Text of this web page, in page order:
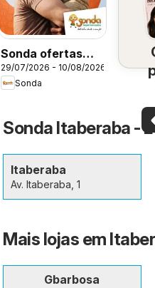
Sonda ofertas
Dia dos Pais
Perfumaria
29/07/2026 - 10/08/2026
Sonda
Sonda Itaberaba -
Itaberaba
Av. Itaberaba, 1
Mais lojas em
Gbarbosa